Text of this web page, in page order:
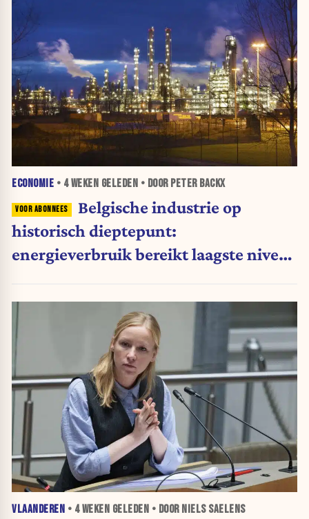
ECONOMIE • 4 WEKEN GELEDEN • DOOR PETER BACKX
Belgische industrie op
historisch dieptepunt:
energieverbruik bereikt laagste niveau
VLAANDEREN • 4 WEKEN GELEDEN • DOOR NIELS SAELENS